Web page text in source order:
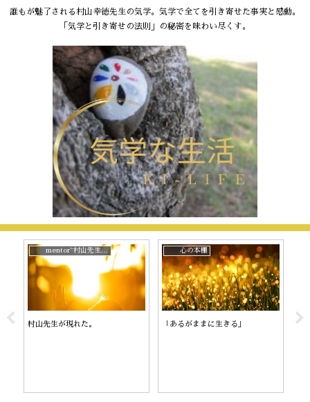
誰もが魅了される村山幸徳先生の気学。気学で全てを引き寄せた事実と感動。
「気学と引き寄せの法則」の秘密を味わい尽くす。
mentor~村山先生と。
村山先生が現れた。
心の本棚
「あるがままに生きる」 陰